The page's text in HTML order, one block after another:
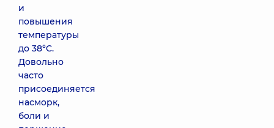
и
повышения
температуры
до 38°C.
Довольно
часто
присоединяется
насморк,
боли и